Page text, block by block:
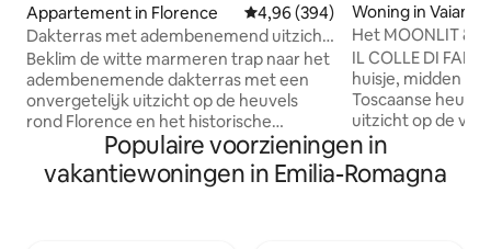
Appartement in Florence Gemiddelde beoordeling van
4,96 (394)
Dakterras met adembenemend uitzicht.
Korte wandeling naar de Duomo.
Beklim de witte marmeren trap naar het
adembenemende dakterras met een
onvergetelijk uitzicht op de heuvels
rond Florence en het historische
centrum. Dit appartement is onlangs
gerenoveerd en combineert
verschillende soorten architectuur en
Woning in Vaiano
Het MOONLIT &
buurt van
IL COLLE DI
huisje, midden in
Toscaanse
uitzicht op de
geleden
Een paar eeuwen
karavaanserail.
Populaire voorzieningen in
vakantiewoningen in Emilia-Romagna